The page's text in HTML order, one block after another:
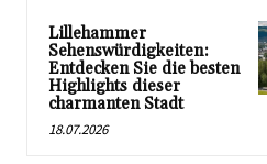
Lillehammer
Sehenswürdigkeiten:
Entdecken Sie die besten
Highlights dieser
charmanten Stadt
18.07.2026